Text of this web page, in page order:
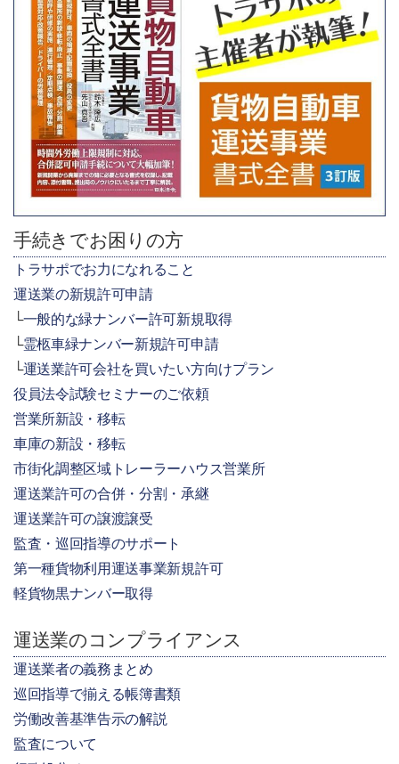
手続きでお困りの方
トラサポでお力になれること
運送業の新規許可申請
一般的な緑ナンバー許可新規取得
霊柩車緑ナンバー新規許可申請
運送業許可会社を買いたい方向けプラン
役員法令試験セミナーのご依頼
営業所新設・移転
車庫の新設・移転
市街化調整区域トレーラーハウス営業所
運送業許可の合併・分割・承継
運送業許可の譲渡譲受
監査・巡回指導のサポート
第一種貨物利用運送事業新規許可
軽貨物黒ナンバー取得
運送業のコンプライアンス
運送業者の義務まとめ
巡回指導で揃える帳簿書類
労働改善基準告示の解説
監査について